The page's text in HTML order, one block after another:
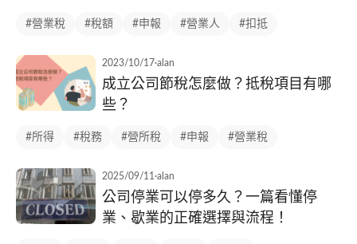
#營業稅 #稅額 #申報 #營業人 #扣抵
2023/10/17·alan
成立公司節稅怎麼做？抵稅項目有哪
些？
#所得 #稅務 #營所稅 #申報 #營業稅
2025/09/11 ·alan
公司停業可以停多久？一篇看懂停
業、歇業的正確選擇與流程！